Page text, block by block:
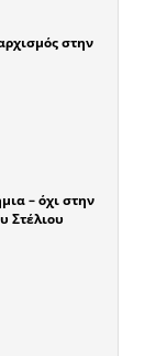
στην
– όχι στην
Στέλιου